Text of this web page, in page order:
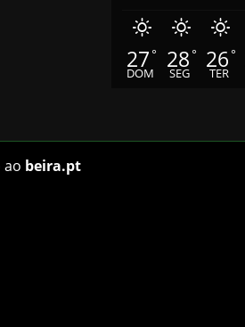
27 °
DOM
28 °
SEG
26 °
TER
ao beira.pt